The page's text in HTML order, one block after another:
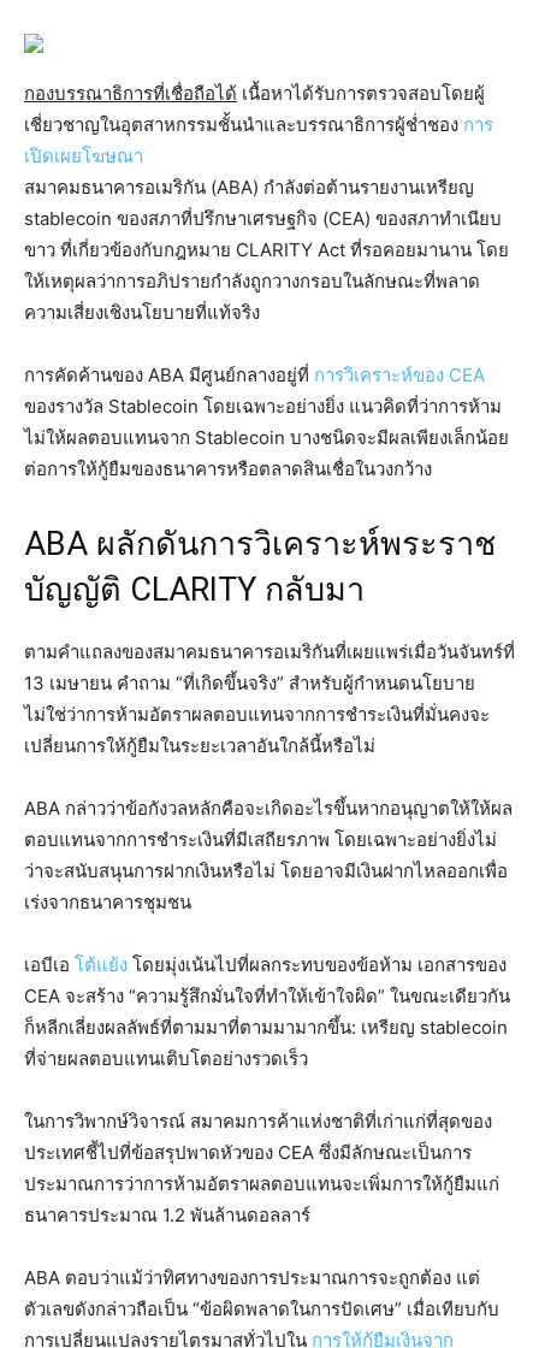
กองบรรณาธิการที่เชื่อถือได้ เนื้อหาได้รับการตรวจสอบโดยผู้
เชี่ยวชาญในอุตสาหกรรมชั้นนำและบรรณาธิการผู้ช่ำชอง การ
เปิดเผยโฆษณา
สมาคมธนาคารอเมริกัน (ABA) กำลังต่อต้านรายงานเหรียญ
stablecoin ของสภาที่ปรึกษาเศรษฐกิจ (CEA) ของสภาทำเนียบ
ขาว ที่เกี่ยวข้องกับกฎหมาย CLARITY Act ที่รอคอยมานาน โดย
ให้เหตุผลว่าการอภิปรายกำลังถูกวางกรอบในลักษณะที่พลาด
ความเสี่ยงเชิงนโยบายที่แท้จริง
การคัดค้านของ ABA มีศูนย์กลางอยู่ที่ การวิเคราะห์ของ CEA
ของรางวัล Stablecoin โดยเฉพาะอย่างยิ่ง แนวคิดที่ว่าการห้าม
ไม่ให้ผลตอบแทนจาก Stablecoin บางชนิดจะมีผลเพียงเล็กน้อย
ต่อการให้กู้ยืมของธนาคารหรือตลาดสินเชื่อในวงกว้าง
ABA ผลักดันการวิเคราะห์พระราช
บัญญัติ CLARITY กลับมา
ตามคำแถลงของสมาคมธนาคารอเมริกันที่เผยแพร่เมื่อวันจันทร์ที่
13 เมษายน คำถาม “ที่เกิดขึ้นจริง” สำหรับผู้กำหนดนโยบาย
ไม่ใช่ว่าการห้ามอัตราผลตอบแทนจากการชำระเงินที่มั่นคงจะ
เปลี่ยนการให้กู้ยืมในระยะเวลาอันใกล้นี้หรือไม่
ABA กล่าวว่าข้อกังวลหลักคือจะเกิดอะไรขึ้นหากอนุญาตให้ให้ผล
ตอบแทนจากการชำระเงินที่มีเสถียรภาพ โดยเฉพาะอย่างยิ่งไม่
ว่าจะสนับสนุนการฝากเงินหรือไม่ โดยอาจมีเงินฝากไหลออกเพื่อ
เร่งจากธนาคารชุมชน
เอบีเอ โต้แย้ง โดยมุ่งเน้นไปที่ผลกระทบของข้อห้าม เอกสารของ
CEA จะสร้าง “ความรู้สึกมั่นใจที่ทำให้เข้าใจผิด” ในขณะเดียวกัน
ก็หลีกเลี่ยงผลลัพธ์ที่ตามมาที่ตามมามากขึ้น: เหรียญ stablecoin
ที่จ่ายผลตอบแทนเติบโตอย่างรวดเร็ว
ในการวิพากษ์วิจารณ์ สมาคมการค้าแห่งชาติที่เก่าแก่ที่สุดของ
ประเทศชี้ไปที่ข้อสรุปพาดหัวของ CEA ซึ่งมีลักษณะเป็นการ
ประมาณการว่าการห้ามอัตราผลตอบแทนจะเพิ่มการให้กู้ยืมแก่
ธนาคารประมาณ 1.2 พันล้านดอลลาร์
ABA ตอบว่าแม้ว่าทิศทางของการประมาณการจะถูกต้อง แต่
ตัวเลขดังกล่าวถือเป็น “ข้อผิดพลาดในการปัดเศษ” เมื่อเทียบกับ
การเปลี่ยนแปลงรายไตรมาสทั่วไปใน การให้กู้ยืมเงินจาก